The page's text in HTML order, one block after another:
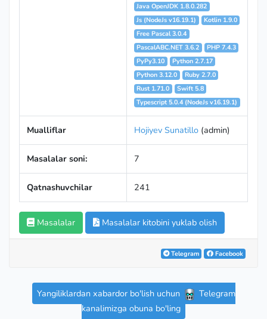
Java OpenJDK 1.8.0.282
Js (NodeJs v16.19.1)
Kotlin 1.9.0
Free Pascal 3.0.4
PascalABC.NET 3.6.2
PHP 7.4.3
PyPy3.10
Python 2.7.17
Python 3.12.0
Ruby 2.7.0
Rust 1.71.0
Swift 5.8
Typescript 5.0.4 (NodeJs v16.19.1)
Mualliflar Hojiyev Sunatillo (admin)
Masalalar soni: 7
Qatnashuvchilar 241
Masalalar Masalalar kitobini yuklab olish
Telegram Facebook
Yangiliklardan xabardor bo'lish uchun
Telegram
kanalimizga obuna bo'ling